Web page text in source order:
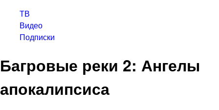
ТВ
Видео
Подписки
Багровые реки 2: Ангелы
апокалипсиса